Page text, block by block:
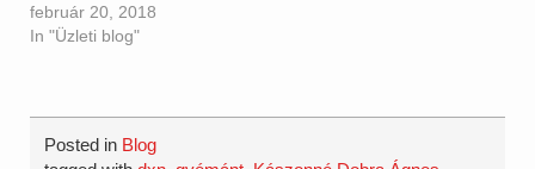
február 20, 2018
In "Üzleti blog"
Posted in Blog